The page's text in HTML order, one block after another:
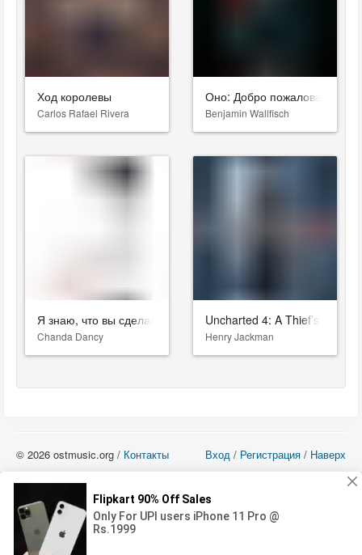
Ход королевы
Carlos Rafael Rivera
Оно: Добро пожаловать в
Benjamin Wallfisch
Я знаю, что вы сделали прошлым летом
Chanda Dancy
Uncharted 4: A Thief’s End
Henry Jackman
Вход / Регистрация / Наверх
© 2026 ostmusic.org / Контакты
можете использовать такие материалы только в том в случае, если
использование производится с ознакомительными целями - для прочих целей
вы должны приобрести лицензионную запись.